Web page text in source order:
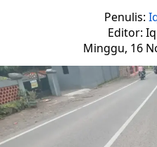
Penulis:
Editor:
Minggu, 16